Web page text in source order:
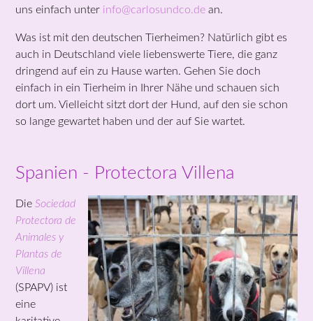
uns einfach unter info@carlosundco.de an.
Was ist mit den deutschen Tierheimen? Natürlich gibt es
auch in Deutschland viele liebenswerte Tiere, die ganz
dringend auf ein zu Hause warten. Gehen Sie doch
einfach in ein Tierheim in Ihrer Nähe und schauen sich
dort um. Vielleicht sitzt dort der Hund, auf den sie schon
so lange gewartet haben und der auf Sie wartet.
Spanien - Protectora Villena
DieSociedad
Protectora de
Animales y
Plantas de
Villena
(SPAPV) ist
eine